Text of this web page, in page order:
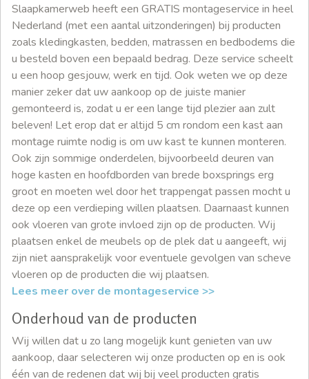
Slaapkamerweb heeft een GRATIS montageservice in heel
Nederland (met een aantal uitzonderingen) bij producten
zoals kledingkasten, bedden, matrassen en bedbodems die
u besteld boven een bepaald bedrag. Deze service scheelt
u een hoop gesjouw, werk en tijd. Ook weten we op deze
manier zeker dat uw aankoop op de juiste manier
gemonteerd is, zodat u er een lange tijd plezier aan zult
beleven! Let erop dat er altijd 5 cm rondom een kast aan
montage ruimte nodig is om uw kast te kunnen monteren.
Ook zijn sommige onderdelen, bijvoorbeeld deuren van
hoge kasten en hoofdborden van brede boxsprings erg
groot en moeten wel door het trappengat passen mocht u
deze op een verdieping willen plaatsen. Daarnaast kunnen
ook vloeren van grote invloed zijn op de producten. Wij
plaatsen enkel de meubels op de plek dat u aangeeft, wij
zijn niet aansprakelijk voor eventuele gevolgen van scheve
vloeren op de producten die wij plaatsen.
Lees meer over de montageservice >>
Onderhoud van de producten
Wij willen dat u zo lang mogelijk kunt genieten van uw
aankoop, daar selecteren wij onze producten op en is ook
één van de redenen dat wij bij veel producten gratis